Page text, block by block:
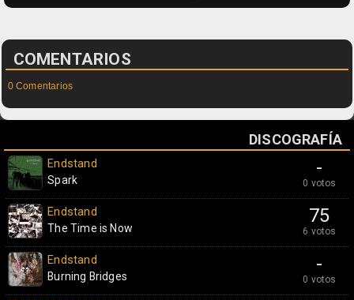
COMENTARIOS
0 Comentarios
DISCOGRAFÍA
-
0 votos
Endstand
Spark
75
6 votos
Endstand
The Time is Now
-
0 votos
Endstand
Burning Bridges